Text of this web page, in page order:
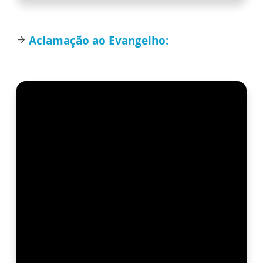
arrow_forward Aclamação ao Evangelho: